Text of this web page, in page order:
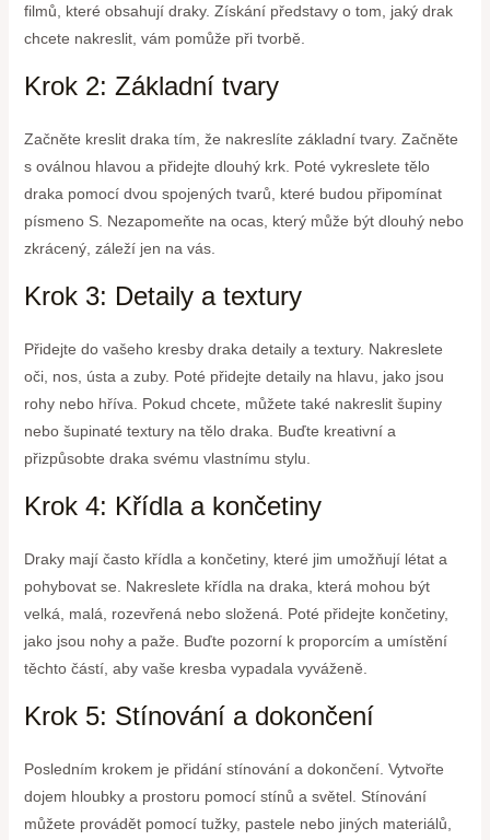
filmů, které obsahují draky. Získání představy o tom, jaký drak
chcete nakreslit, vám pomůže při tvorbě.
Krok 2: Základní tvary
Začněte kreslit draka tím, že nakreslíte základní tvary. Začněte
s oválnou hlavou a přidejte dlouhý krk. Poté vykreslete tělo
draka pomocí dvou spojených tvarů, které budou připomínat
písmeno S. Nezapomeňte na ocas, který může být dlouhý nebo
zkrácený, záleží jen na vás.
Krok 3: Detaily a textury
Přidejte do vašeho kresby draka detaily a textury. Nakreslete
oči, nos, ústa a zuby. Poté přidejte detaily na hlavu, jako jsou
rohy nebo hříva. Pokud chcete, můžete také nakreslit šupiny
nebo šupinaté textury na tělo draka. Buďte kreativní a
přizpůsobte draka svému vlastnímu stylu.
Krok 4: Křídla a končetiny
Draky mají často křídla a končetiny, které jim umožňují létat a
pohybovat se. Nakreslete křídla na draka, která mohou být
velká, malá, rozevřená nebo složená. Poté přidejte končetiny,
jako jsou nohy a paže. Buďte pozorní k proporcím a umístění
těchto částí, aby vaše kresba vypadala vyváženě.
Krok 5: Stínování a dokončení
Posledním krokem je přidání stínování a dokončení. Vytvořte
dojem hloubky a prostoru pomocí stínů a světel. Stínování
můžete provádět pomocí tužky, pastele nebo jiných materiálů,